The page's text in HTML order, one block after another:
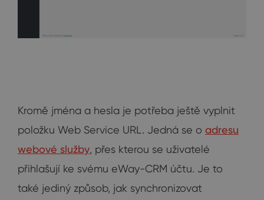
Kromě jména a hesla je potřeba ještě vyplnit
položku Web Service URL. Jedná se o adresu
webové služby, přes kterou se uživatelé
přihlašují ke svému eWay-CRM účtu. Je to
také jediný způsob, jak synchronizovat